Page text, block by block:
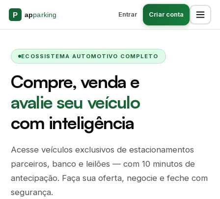
Entrar Criar conta
ECOSSISTEMA AUTOMOTIVO COMPLETO
Compre, venda e
avalie seu veículo
com inteligência
Acesse veículos exclusivos de estacionamentos
parceiros, banco e leilões — com 10 minutos de
antecipação. Faça sua oferta, negocie e feche com
segurança.